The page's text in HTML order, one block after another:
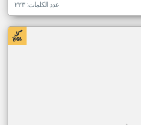
عدد الكلمات: ٢٢٣